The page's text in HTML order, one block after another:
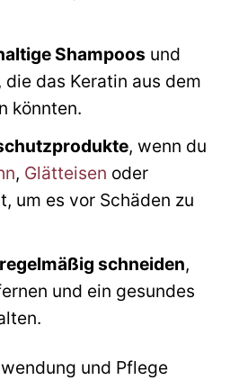
Shampoos und
das Keratin aus dem
könnten.
, wenn du
, Glätteisen oder
um es vor Schäden zu
schneiden,
und ein gesundes
und Pflege